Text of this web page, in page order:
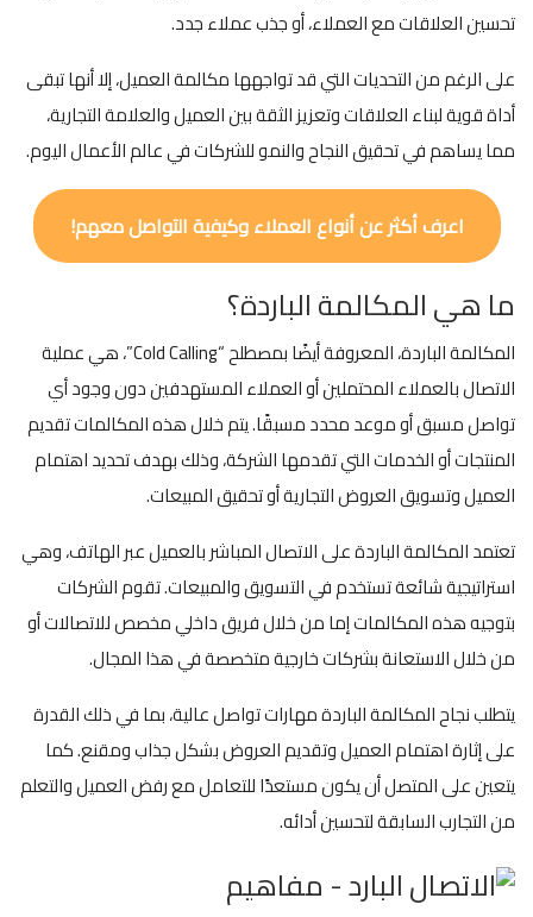
تحسين العلاقات مع العملاء، أو جذب عملاء جدد.
على الرغم من التحديات التي قد تواجهها مكالمة العميل، إلا أنها تبقى
أداة قوية لبناء العلاقات وتعزيز الثقة بين العميل والعلامة التجارية،
مما يساهم في تحقيق النجاح والنمو للشركات في عالم الأعمال اليوم.
اعرف أكثر عن أنواع العملاء وكيفية التواصل معهم!
ما هي المكالمة الباردة؟
المكالمة الباردة، المعروفة أيضًا بمصطلح “Cold Calling”، هي عملية
الاتصال بالعملاء المحتملين أو العملاء المستهدفين دون وجود أي
تواصل مسبق أو موعد محدد مسبقًا. يتم خلال هذه المكالمات تقديم
المنتجات أو الخدمات التي تقدمها الشركة، وذلك بهدف تحديد اهتمام
العميل وتسويق العروض التجارية أو تحقيق المبيعات.
تعتمد المكالمة الباردة على الاتصال المباشر بالعميل عبر الهاتف، وهي
استراتيجية شائعة تستخدم في التسويق والمبيعات. تقوم الشركات
بتوجيه هذه المكالمات إما من خلال فريق داخلي مخصص للاتصالات أو
من خلال الاستعانة بشركات خارجية متخصصة في هذا المجال.
يتطلب نجاح المكالمة الباردة مهارات تواصل عالية، بما في ذلك القدرة
على إثارة اهتمام العميل وتقديم العروض بشكل جذاب ومقنع. كما
يتعين على المتصل أن يكون مستعدًا للتعامل مع رفض العميل والتعلم
من التجارب السابقة لتحسين أدائه.